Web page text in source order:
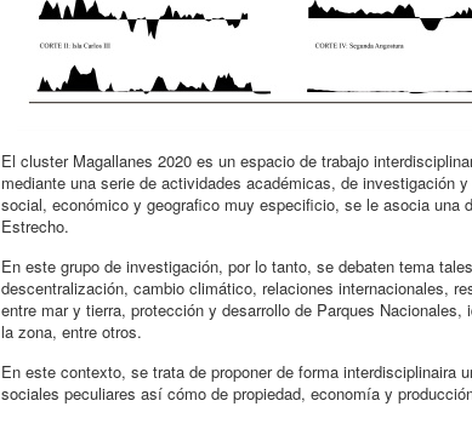
El cluster Magallanes 2020 es un espacio de trabajo
mediante una serie de actividades académicas, de investigación
social, económico y geografico muy especificio, se le asocia una
Estrecho.
En este grupo de investigación, por lo tanto, se debaten tema
descentralización, cambio climático, relaciones internacionales,
entre mar y tierra, protección y desarrollo de Parques
la zona, entre otros.
En este contexto, se trata de proponer de forma interdisciplinaira
sociales peculiares así cómo de propiedad, economía y